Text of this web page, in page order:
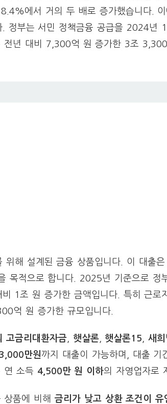
에서 거의 두 배로 증가했습니다. 이
. 정부는 서민 정책금융 공급을 2024년
년 대비 7,300억 원 증가한 3조 3,300
위해 설계된 금융 상품입니다. 이 대출
목적으로 합니다. 2025년 기준으로 정
1조 원 증가한 금액입니다. 특히 근로
억 원 증가한 규모입니다.
고금리대환자금, 햇살론, 햇살론15 ,새희
만원까지 대출이 가능하며, 대출 기
연 소득 4,500만 원 이하의 자영업자로
상품에 비해 금리가 낮고 상환 조건이 유